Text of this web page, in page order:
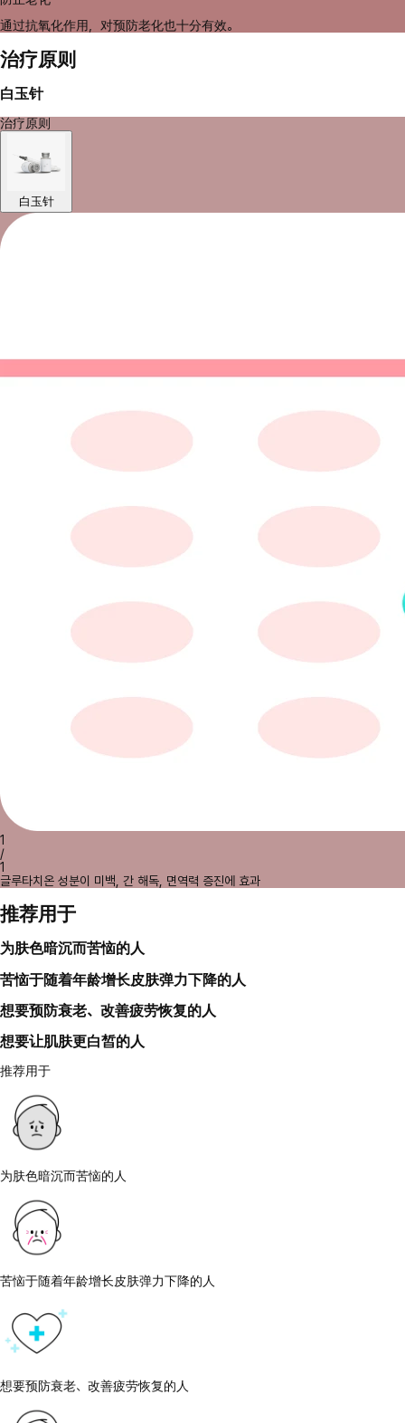
通过抗氧化作用，对预防老化也十分有效。
治疗原则
白玉针
治疗原则
白玉针
1
/
1
글루타치온 성분이 미백, 간 해독, 면역력 증진에 효과
推荐用于
为肤色暗沉而苦恼的人
苦恼于随着年龄增长皮肤弹力下降的人
想要预防衰老、改善疲劳恢复的人
想要让肌肤更白皙的人
推荐用于
为肤色暗沉而苦恼的人
苦恼于随着年龄增长皮肤弹力下降的人
想要预防衰老、改善疲劳恢复的人